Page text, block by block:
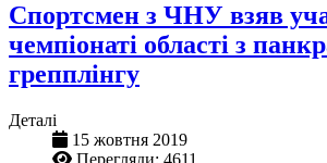
Спортсмен з ЧНУ взяв
чемпіонаті області з
грепплінгу
Деталі
15 жовтня 2019
Перегляди: 4611